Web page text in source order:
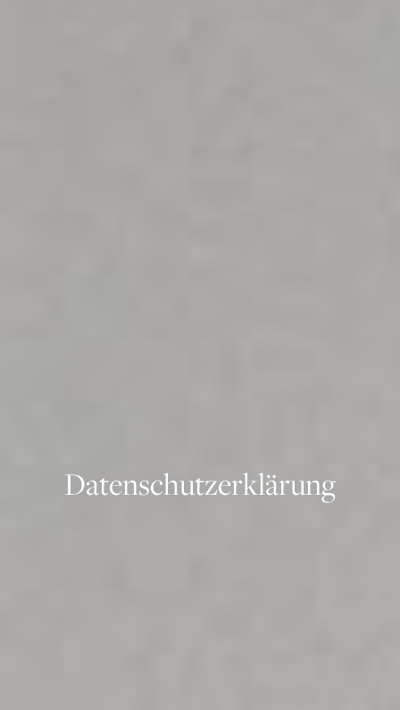
Datenschutzerklärung